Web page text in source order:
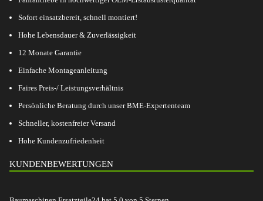
Sofort einsatzbereit, schnell montiert!
Hohe Lebensdauer & Zuverlässigkeit
12 Monate Garantie
Einfache Montageanleitung
Faires Preis-/ Leistungsverhältnis
Persönliche Beratung durch unser BME-Expertenteam
Schneller, kostenfreier Versand
Hohe Kundenzufriedenheit
KUNDENBEWERTUNGEN